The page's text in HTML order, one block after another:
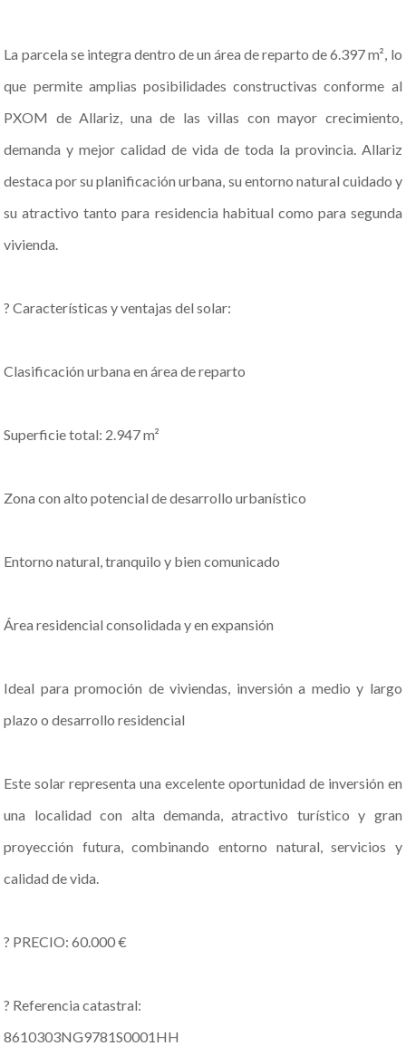
La parcela se integra dentro de un área de reparto de 6.397 m², lo
que permite amplias posibilidades constructivas conforme al
PXOM de Allariz, una de las villas con mayor crecimiento,
demanda y mejor calidad de vida de toda la provincia. Allariz
destaca por su planificación urbana, su entorno natural cuidado y
su atractivo tanto para residencia habitual como para segunda
vivienda.
? Características y ventajas del solar:
Clasificación urbana en área de reparto
Superficie total: 2.947 m²
Zona con alto potencial de desarrollo urbanístico
Entorno natural, tranquilo y bien comunicado
Área residencial consolidada y en expansión
Ideal para promoción de viviendas, inversión a medio y largo
plazo o desarrollo residencial
Este solar representa una excelente oportunidad de inversión en
una localidad con alta demanda, atractivo turístico y gran
proyección futura, combinando entorno natural, servicios y
calidad de vida.
? PRECIO: 60.000 €
? Referencia catastral:
8610303NG9781S0001HH